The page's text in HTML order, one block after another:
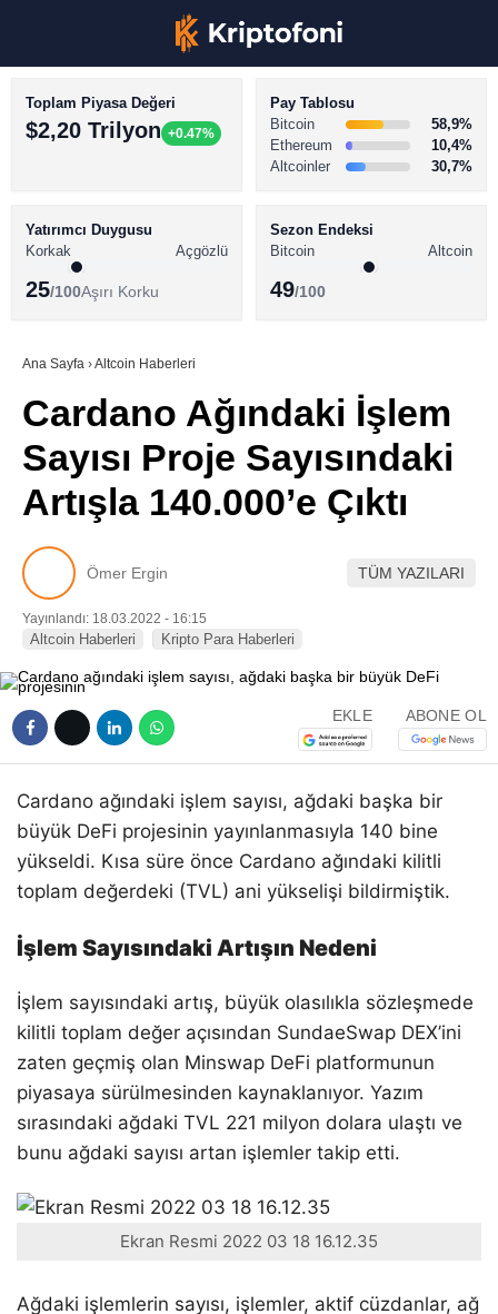
Youtube
TikTok
Pinterest
BİTCOİN HABERLERİ
ALTCOİN HABERLERİ
SÖZLÜK
Toplam Piyasa Değeri
$2,20 Trilyon +0.47%
Pay Tablosu
Bitcoin
58,9%
Ethereum
10,4%
Altcoinler
30,7%
Yatırımcı Duygusu
Korkak
Açgözlü
25/100Aşırı Korku
Sezon Endeksi
Bitcoin
Altcoin
49/100
Ana Sayfa ›Altcoin Haberleri
Cardano Ağındaki İşlem
Sayısı Proje Sayısındaki
Artışla 140.000’e Çıktı
Ömer Ergin TÜM YAZILARI
Yayınlandı: 18.03.2022 - 16:15
Altcoin Haberleri Kripto Para Haberleri
EKLE ABONE OL
Cardano ağındaki işlem sayısı, ağdaki başka bir
büyük DeFi projesinin yayınlanmasıyla 140 bine
yükseldi. Kısa süre önce Cardano ağındaki kilitli
toplam değerdeki (TVL) ani yükselişi bildirmiştik.
İşlem Sayısındaki Artışın Nedeni
İşlem sayısındaki artış, büyük olasılıkla sözleşmede
kilitli toplam değer açısından SundaeSwap DEX’ini
zaten geçmiş olan Minswap DeFi platformunun
piyasaya sürülmesinden kaynaklanıyor. Yazım
sırasındaki ağdaki TVL 221 milyon dolara ulaştı ve
bunu ağdaki sayısı artan işlemler takip etti.
Ekran Resmi 2022 03 18 16.12.35
Ağdaki işlemlerin sayısı, işlemler, aktif cüzdanlar, ağ